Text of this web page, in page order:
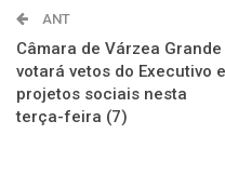
ANT
Câmara de Várzea Grande
votará vetos do Executivo e
projetos sociais nesta
terça-feira (7)